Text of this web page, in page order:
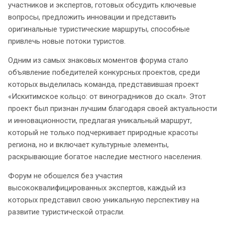
участников и экспертов, готовых обсудить ключевые
вопросы, предложить инновации и представить
оригинальные туристические маршруты, способные
привлечь новые потоки туристов.
Одним из самых знаковых моментов форума стало
объявление победителей конкурсных проектов, среди
которых выделилась команда, представившая проект
«Искитимское кольцо: от виноградников до скал». Этот
проект был признан лучшим благодаря своей актуальности
и инновационности, предлагая уникальный маршрут,
который не только подчеркивает природные красоты
региона, но и включает культурные элементы,
раскрывающие богатое наследие местного населения.
Форум не обошелся без участия
высококвалифицированных экспертов, каждый из
которых представил свою уникальную перспективу на
развитие туристической отрасли.